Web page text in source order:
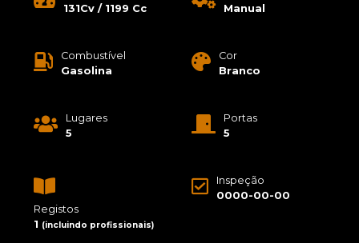
131Cv / 1199 Cc
Manual
Combustível
Gasolina
Cor
Branco
Lugares
5
Portas
5
Registos
1 (incluindo profissionais)
Inspeção
0000-00-00